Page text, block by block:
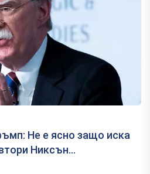
Не е ясно защо иска
Никсън...